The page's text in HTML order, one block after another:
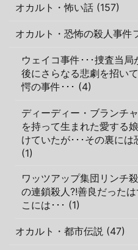
オカルト・怖い話 (157)
オカルト・恐怖の殺人事件
ウェイコ事件･･･捜査当
後にさらなる悲劇を招い
愕の事件･･･ (4)
ディーディー・ブランチ
を持って生まれた愛する
けていたが･･･その裏には
(1)
ワッツアップ集団リンチ
の連鎖殺人?!善良だった
こには･･･ (1)
オカルト・都市伝説 (47)